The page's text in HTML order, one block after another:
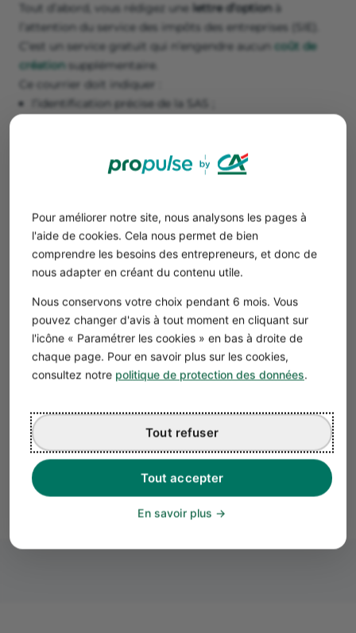
Pour améliorer notre site, nous analysons les pages à
l'aide de cookies. Cela nous permet de bien
comprendre les besoins des entrepreneurs, et donc de
nous adapter en créant du contenu utile.
Nous conservons votre choix pendant 6 mois. Vous
pouvez changer d'avis à tout moment en cliquant sur
l'icône « Paramétrer les cookies » en bas à droite de
chaque page. Pour en savoir plus sur les cookies,
consultez notre politique de protection des données.
Tout accepter
Tout refuser
En savoir plus
Tout d’abord, vous rédigez une lettre d’option à
l’attention du service des impôts des entreprises (SIE).
C’est un service gratuit qui n’engendre aucun coût de
créationsupplémentaire.
Ce courrier doit indiquer :
l’identification précise de la SAS ;
la signature de chacun d’eux.
récapitulatif annuelau SIE en lieu et place de sa
déclaration de résultats. L’administration fiscale met à
votre disposition un modèle. Cela lui permet de recouper
facilement le résultat de la SAS et les déclarations de
Et pour revenir à l’IS ?
La SAS repasse automatique à l’IS au début du 6e
exercice, sans aucune formalité !
Toutefois, chaque année, dans les 3 premiers mois de
l’exercice, les associés peuvent à nouveau adresser un
L’option IR n’a pas besoin d’être prévue dans
statuts de la SAS.